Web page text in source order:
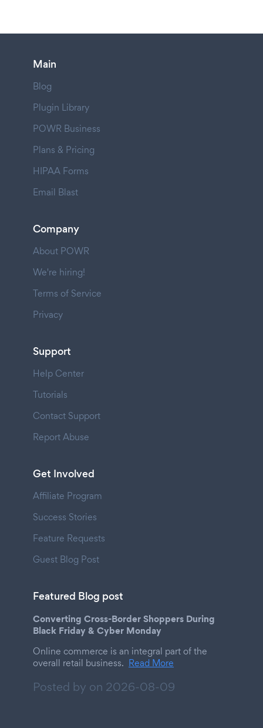
Main
Blog
Plugin Library
POWR Business
Plans & Pricing
HIPAA Forms
Email Blast
Company
About POWR
We're hiring!
Terms of Service
Privacy
Support
Help Center
Tutorials
Contact Support
Report Abuse
Get Involved
Affiliate Program
Success Stories
Feature Requests
Guest Blog Post
Featured Blog post
Converting Cross-Border Shoppers During
Black Friday & Cyber Monday
Online commerce is an integral part of the
overall retail business. Read More
Posted by on 2026-08-09